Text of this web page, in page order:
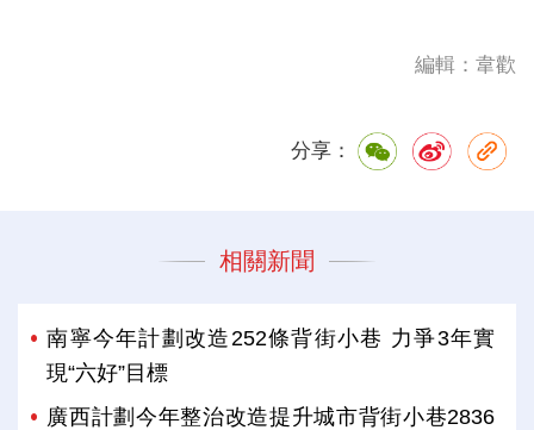
編輯：韋歡
分享：
相關新聞
南寧今年計劃改造252條背街小巷 力爭3年實
現“六好”目標
廣西計劃今年整治改造提升城市背街小巷2836